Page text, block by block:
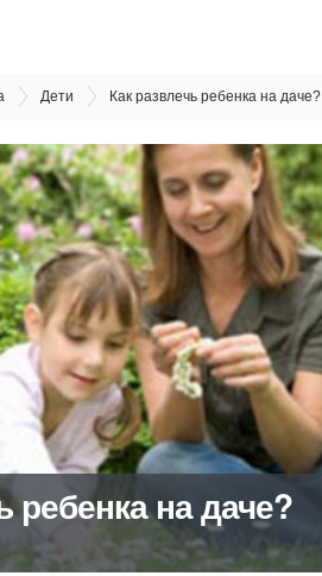
Дети Как развлечь ребенка на даче?
ребенка на даче?